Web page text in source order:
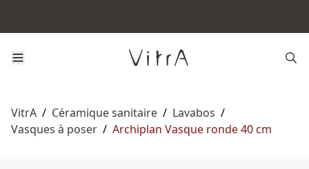
VitrA / Céramique sanitaire / Lavabos /
Vasques à poser / Archiplan Vasque ronde 40 cm